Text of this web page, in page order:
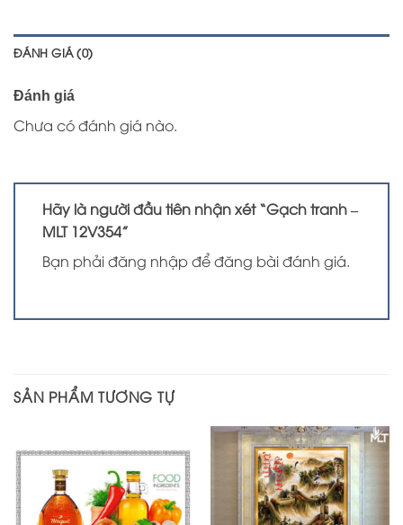
ĐÁNH GIÁ (0)
Đánh giá
Chưa có đánh giá nào.
Hãy là người đầu tiên nhận xét “Gạch tranh –
MLT 12V354”
Bạn phảiđăng nhậpđể đăng bài đánh giá.
SẢN PHẨM TƯƠNG TỰ